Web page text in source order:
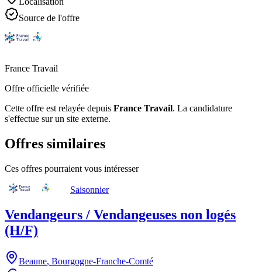
Source de l'offre
France Travail
Offre officielle vérifiée
Cette offre est relayée depuis France Travail. La candidature
s'effectue sur un site externe.
Offres similaires
Ces offres pourraient vous intéresser
Saisonnier
Vendangeurs / Vendangeuses non logés
(H/F)
Beaune, Bourgogne-Franche-Comté